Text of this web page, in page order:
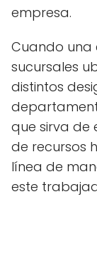
empresa.
Cuando una
sucursales
distintos
que sirva de
de recursos
línea de
este